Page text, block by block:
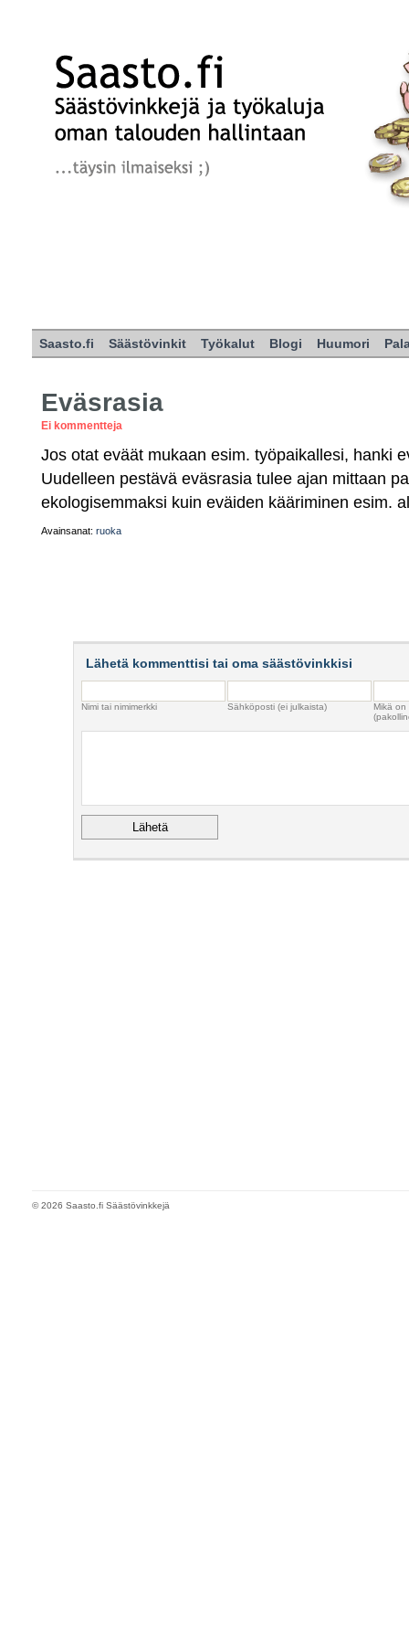
Saasto.fi Säästövinkit Työkalut Blogi Huumori
Eväsrasia
Ei kommentteja
Jos otat eväät mukaan esim. työpaikallesi, hanki
Uudelleen pestävä eväsrasia tulee ajan mittaan
ekologisemmaksi kuin eväiden kääriminen esim.
Avainsanat: ruoka
Lähetä kommenttisi tai oma säästövinkkisi
Nimi tai nimimerkki Sähköposti (ei julkaista)
Mikä
© 2026 Saasto.fi Säästövinkkejä